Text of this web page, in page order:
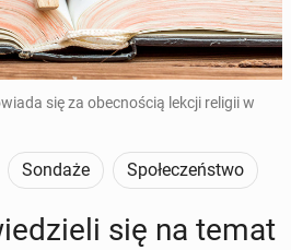
się za obecnością lekcji religii w
Sondaże Społeczeństwo
się na temat